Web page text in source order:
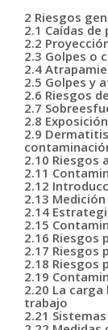
2 Riesgos
2.1 Caídas
2.2
2.3 Golpes o
2.4
2.5 Golpes y
2.6 Riesgos
2.7
2.8
2.9
2.10 Riesgos
2.11
2.12
2.13
2.14
2.15
2.16 Riesgos
2.17 Riesgos
2.18 Riesgos
2.19
2.20 La
trabajo
2.21